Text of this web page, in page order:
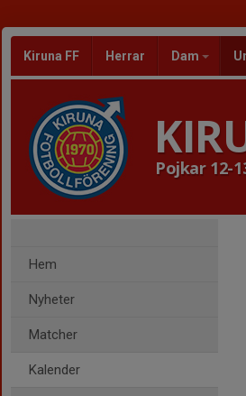
Kiruna FF Herrar Dam
Pojkar 12-
Hem
Nyheter
Matcher
Kalender